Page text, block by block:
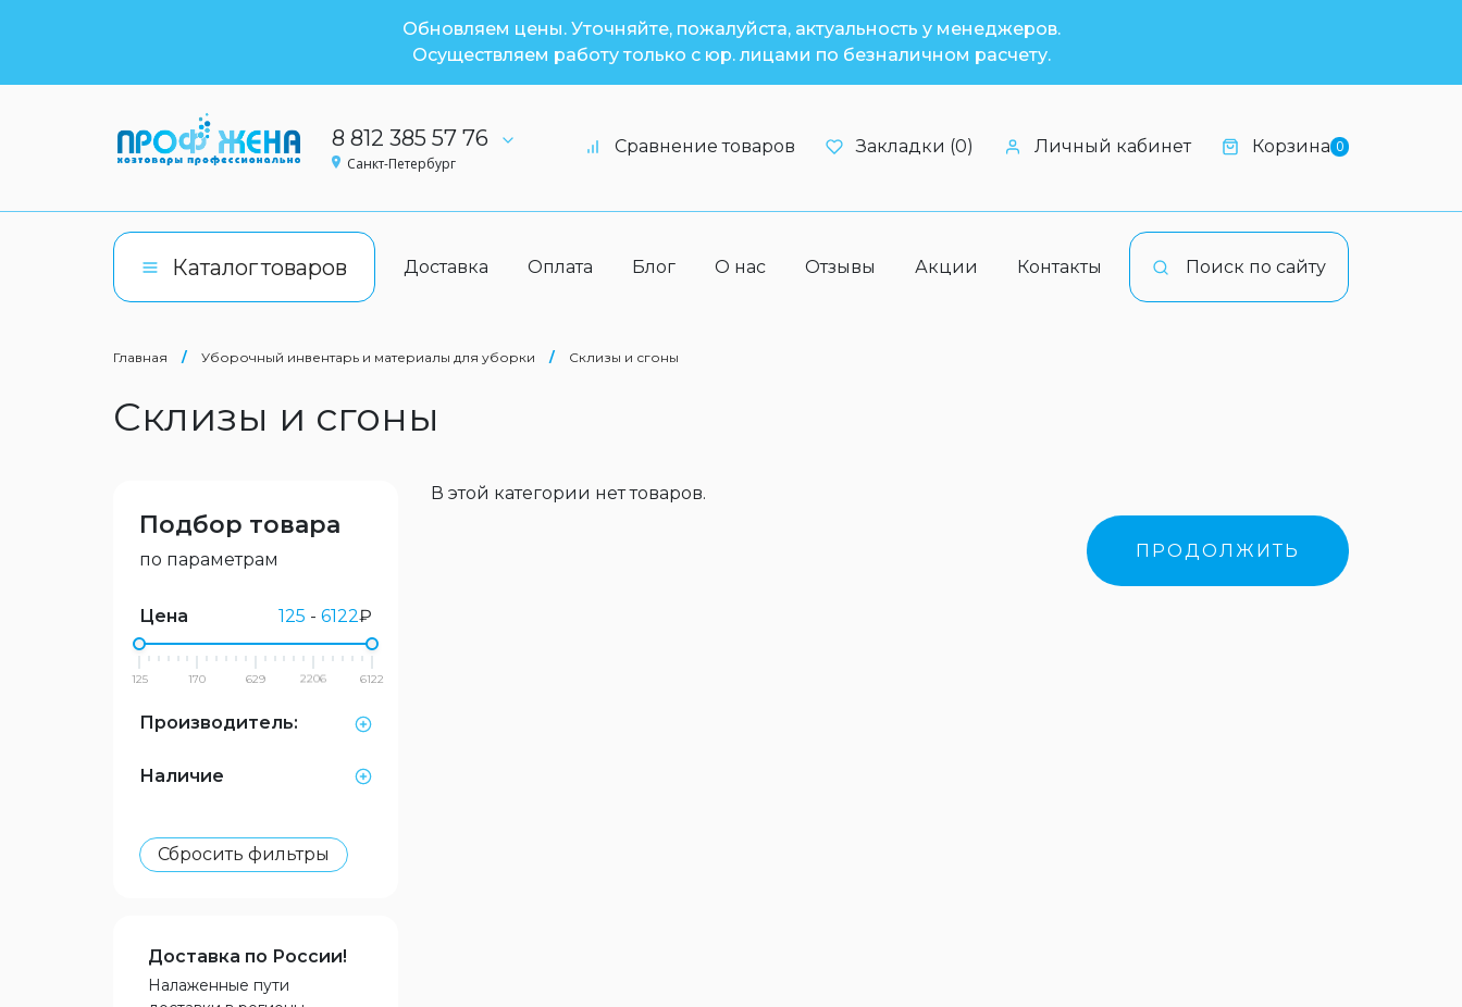
Обновляем цены. Уточняйте, пожалуйста, актуальность у менеджеров.
Осуществляем работу только с юр. лицами по безналичном расчету.
8 812 385 57 76
Санкт-Петербург
Сравнение товаров Закладки (0) Личный кабинет Корзина 0
Поиск по сайту
Каталогтоваров Доставка Оплата Блог О нас Отзывы Акции Контакты
Главная / Уборочный инвентарь и материалы для уборки / Склизы и сгоны
Склизы и сгоны
Подбор товара
по параметрам
Цена 125 - 6122₽
125 170 629 2206 6122
Производитель:
Наличие
Сбросить фильтры
Доставка по России!
Налаженные пути
В этой категории нет товаров.
ПРОДОЛЖИТЬ